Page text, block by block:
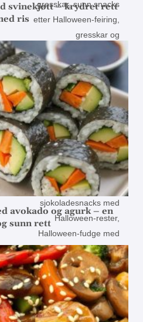
svinekjøtt – krydret rett
ris
avokado og agurk – en
sunn rett